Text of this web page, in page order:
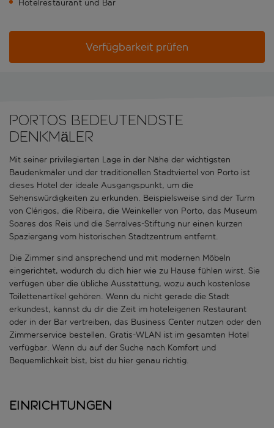
Hotelrestaurant und Bar
Verfügbarkeit prüfen
Portos bedeutendste
Denkmäler
Mit seiner privilegierten Lage in der Nähe der wichtigsten
Baudenkmäler und der traditionellen Stadtviertel von Porto ist
dieses Hotel der ideale Ausgangspunkt, um die
Sehenswürdigkeiten zu erkunden. Beispielsweise sind der Turm
von Clérigos, die Ribeira, die Weinkeller von Porto, das Museum
Soares dos Reis und die Serralves-Stiftung nur einen kurzen
Spaziergang vom historischen Stadtzentrum entfernt.
Die Zimmer sind ansprechend und mit modernen Möbeln
eingerichtet, wodurch du dich hier wie zu Hause fühlen wirst. Sie
verfügen über die übliche Ausstattung, wozu auch kostenlose
Toilettenartikel gehören. Wenn du nicht gerade die Stadt
erkundest, kannst du dir die Zeit im hoteleigenen Restaurant
oder in der Bar vertreiben, das Business Center nutzen oder den
Zimmerservice bestellen. Gratis-WLAN ist im gesamten Hotel
verfügbar. Wenn du auf der Suche nach Komfort und
Bequemlichkeit bist, bist du hier genau richtig.
Einrichtungen